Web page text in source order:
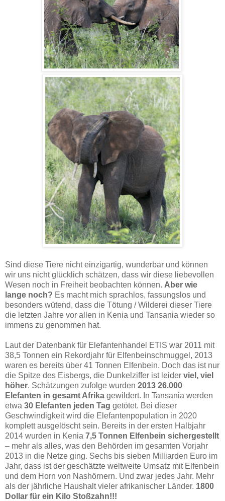
Sind diese Tiere nicht einzigartig, wunderbar und können
wir uns nicht glücklich schätzen, dass wir diese liebevollen
Wesen noch in Freiheit beobachten können. Aber wie
lange noch? Es macht mich sprachlos, fassungslos und
besonders wütend, dass die Tötung / Wilderei dieser Tiere
die letzten Jahre vor allen in Kenia und Tansania wieder so
immens zu genommen hat.
Laut der Datenbank für Elefantenhandel ETIS war 2011 mit
38,5 Tonnen ein Rekordjahr für Elfenbeinschmuggel, 2013
waren es bereits über 41 Tonnen Elfenbein. Doch das ist nur
die Spitze des Eisbergs, die Dunkelziffer ist leider viel, viel
höher. Schätzungen zufolge wurden 2013 26.000
Elefanten in gesamt Afrika gewildert. In Tansania werden
etwa 30 Elefanten jeden Tag getötet. Bei dieser
Geschwindigkeit wird die Elefantenpopulation in 2020
komplett ausgelöscht sein. Bereits in der ersten Halbjahr
2014 wurden in Kenia 7,5 Tonnen Elfenbein sichergestellt
– mehr als alles, was den Behörden im gesamten Vorjahr
2013 in die Netze ging. Sechs bis sieben Milliarden Euro im
Jahr, dass ist der geschätzte weltweite Umsatz mit Elfenbein
und dem Horn von Nashörnern. Und zwar jedes Jahr. Mehr
als der jährliche Haushalt vieler afrikanischer Länder. 1800
Dollar für ein Kilo Stoßzahn!!!